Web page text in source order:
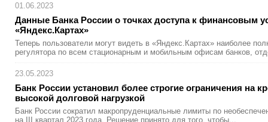
01.06.2023
Данные Банка России о точках доступа к финансовым
«Яндекс.Ка­ртах»
Теперь пользователи могут видеть в «Яндекс.Картах» наиболее
регулятора по всем стационарным и мобильным офисам банков,
23.05.2023
Банк России установил более строгие ограничени­я на
высокой долговой нагрузкой
Банк России сократил макропруденциальные лимиты по
на III квартал 2023 года. Решение принято для того, чтобы...